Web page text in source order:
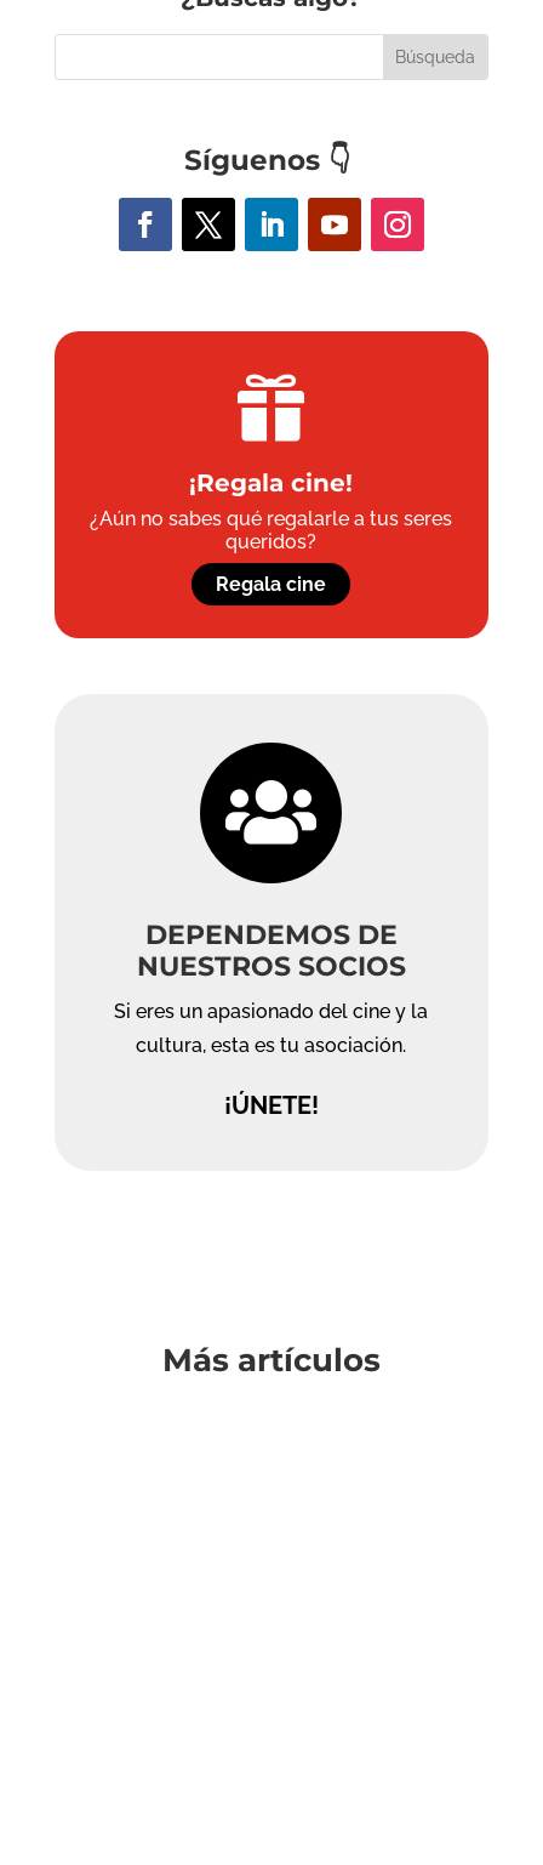
Síguenos 👇

¡Regala cine!
¿Aún no sabes qué regalarle a tus seres
queridos?
Regala cine

DEPENDEMOS DE
NUESTROS SOCIOS
Si eres un apasionado del cine y la
cultura, esta es tu asociación.
¡ÚNETE!
Más artículos